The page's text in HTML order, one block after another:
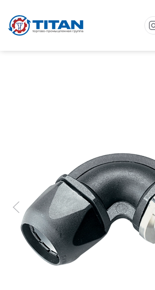
Перейти к основному